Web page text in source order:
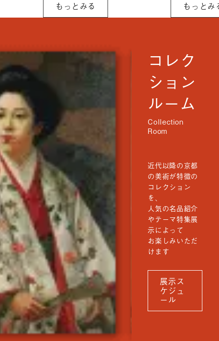
[…]
ます。 〇 令和8
もっとみる もっとみ
コレク
ション
ルーム
近代以降の京都
の美術が特徴の
コレクション
を、
人気の名品紹介
やテーマ特集展
示によって
お楽しみいただ
けます
展示ス
ケジュ
ール